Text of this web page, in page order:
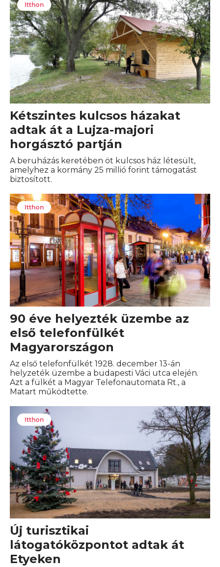
Itthon
Kétszintes kulcsos házakat
adtak át a Lujza-majori
horgásztó partján
A beruházás keretében öt kulcsos ház létesült,
amelyhez a kormány 25 millió forint támogatást
biztosított.
Itthon
90 éve helyezték üzembe az
első telefonfülkét
Magyarországon
Az első telefonfülkét 1928. december 13-án
helyzeték üzembe a budapesti Váci utca elején.
Azt a fülkét a Magyar Telefonautomata Rt., a
Matart működtette.
Itthon
Új turisztikai
látogatóközpontot adtak át
Etyeken